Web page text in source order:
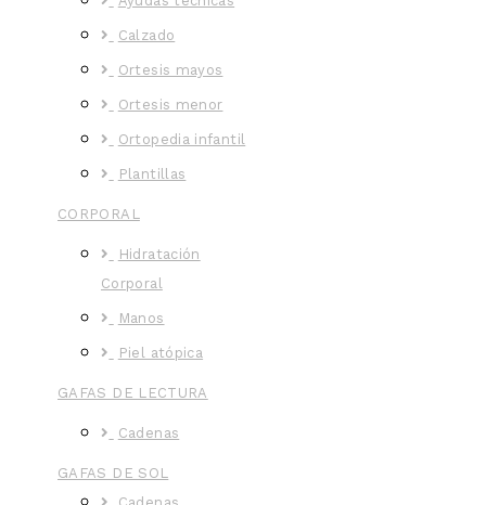
Calzado
Ortesis mayos
Ortesis menor
Ortopedia infantil
Plantillas
CORPORAL
Hidratación
Corporal
Manos
Piel atópica
GAFAS DE LECTURA
Cadenas
GAFAS DE SOL